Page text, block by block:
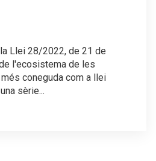
Llei 28/2022, de 21 de
l'ecosistema de les
coneguda com a llei
sèrie...